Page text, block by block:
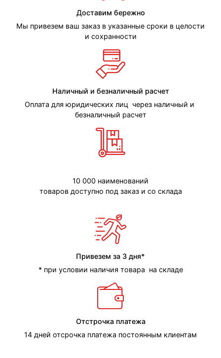
Доставим бережно
Мы привезем ваш заказ в указанные сроки в целости
и сохранности
Наличный и безналичный расчет
Оплата для юридических лиц через наличный и
безналичный расчет
10 000 наименований
товаров доступно под заказ и со склада
Привезем за 3 дня*
* при условии наличия товара на складе
Отстрочка платежа
14 дней отсрочка платежа постоянным клиентам